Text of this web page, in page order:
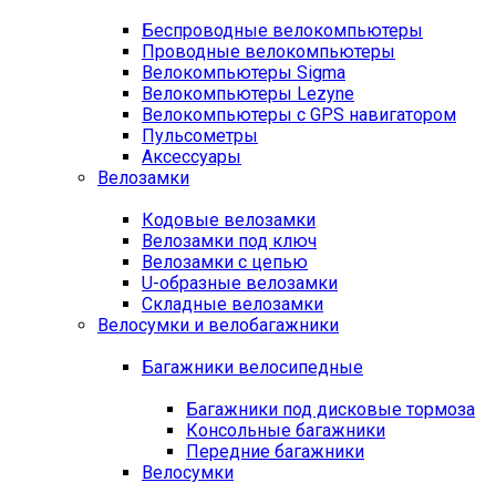
Беспроводные велокомпьютеры
Проводные велокомпьютеры
Велокомпьютеры Sigma
Велокомпьютеры Lezyne
Велокомпьютеры с GPS навигатором
Пульсометры
Аксессуары
Велозамки
Кодовые велозамки
Велозамки под ключ
Велозамки с цепью
U-образные велозамки
Складные велозамки
Велосумки и велобагажники
Багажники велосипедные
Багажники под дисковые тормоза
Консольные багажники
Передние багажники
Велосумки